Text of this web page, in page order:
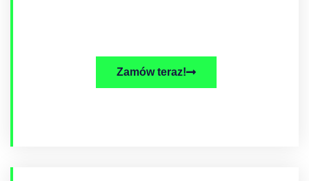
Zamów teraz!